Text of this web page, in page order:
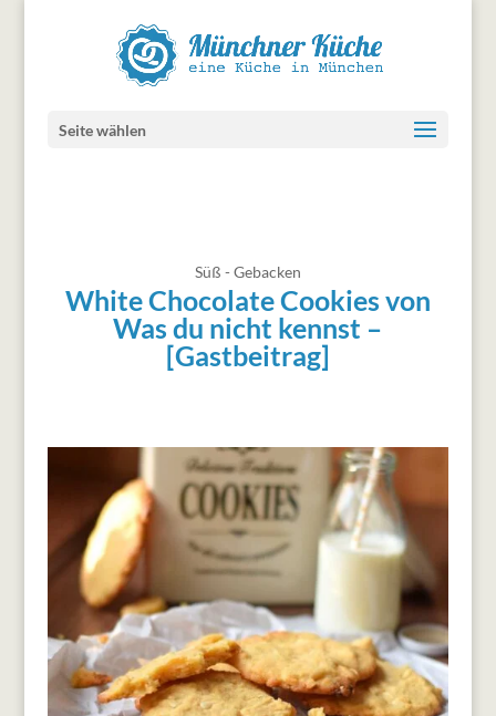
Seite wählen
Süß - Gebacken
White Chocolate Cookies von
Was du nicht kennst –
[Gastbeitrag]